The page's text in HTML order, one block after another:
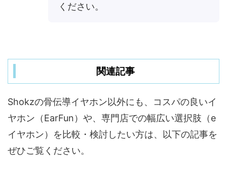
ください。
関連記事
Shokzの骨伝導イヤホン以外にも、コスパの良いイ
ヤホン（EarFun）や、専門店での幅広い選択肢（e
イヤホン）を比較・検討したい方は、以下の記事を
ぜひご覧ください。